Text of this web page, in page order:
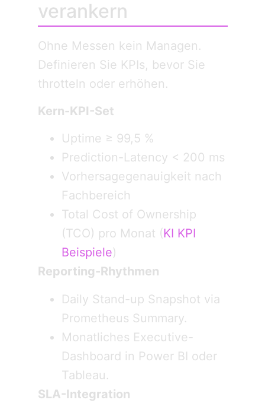
verankern
Ohne Messen kein Managen.
Definieren Sie KPIs, bevor Sie
throtteln oder erhöhen.
Kern-KPI-Set
Uptime ≥ 99,5 %
Prediction-Latency < 200 ms
Vorhersagegenauigkeit nach
Fachbereich
Total Cost of Ownership
(TCO) pro Monat (KI KPI
Beispiele)
Reporting-Rhythmen
Daily Stand-up Snapshot via
Prometheus Summary.
Monatliches Executive-
Dashboard in Power BI oder
Tableau.
SLA-Integration